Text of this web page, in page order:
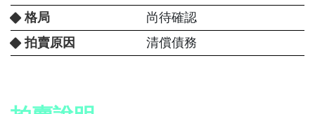
格局
尚待確認
拍賣原因
清償債務